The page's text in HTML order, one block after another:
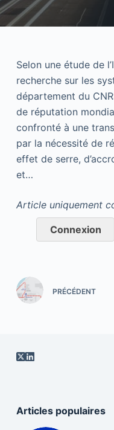
n
u
Selon une étude de
recherche sur les
département du
de réputation
confronté à une
par la nécessité de
effet de serre,
et…
Article uniquement
Connexion
PRÉCÉDENT
Articles populaires